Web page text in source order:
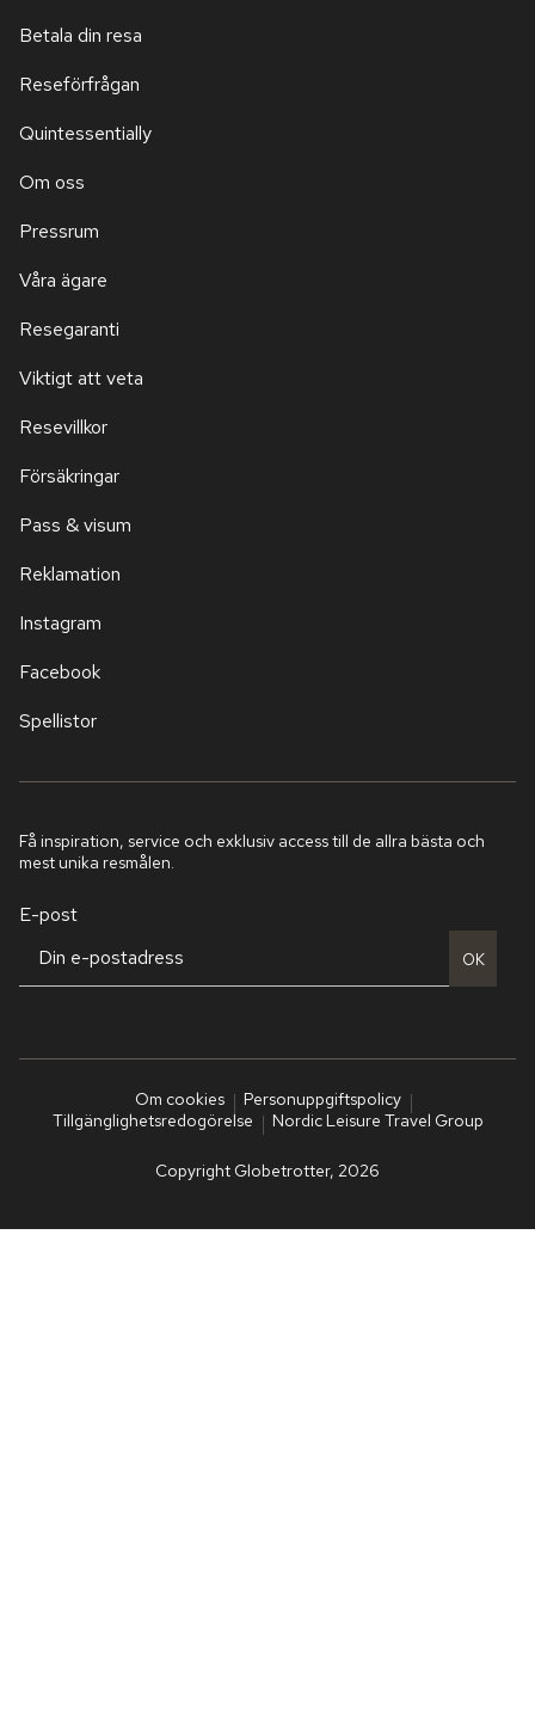
Betala din resa
Reseförfrågan
Quintessentially
Om oss
Pressrum
Våra ägare
Resegaranti
Viktigt att veta
Resevillkor
Försäkringar
Pass & visum
Reklamation
Instagram
Facebook
Spellistor
Få inspiration, service och exklusiv access till de allra bästa och
mest unika resmålen.
E-post
OK
Om cookies
Personuppgiftspolicy
Tillgänglighetsredogörelse
Nordic Leisure Travel Group
Copyright Globetrotter, 2026